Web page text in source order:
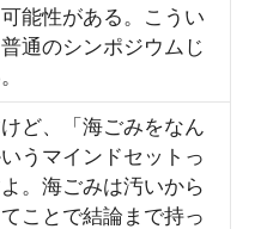
能性がある。こうい
通のシンポジウムじ
ど、「海ごみをなん
うマインドセットっ
。海ごみは汚いから
ことで結論まで持っ